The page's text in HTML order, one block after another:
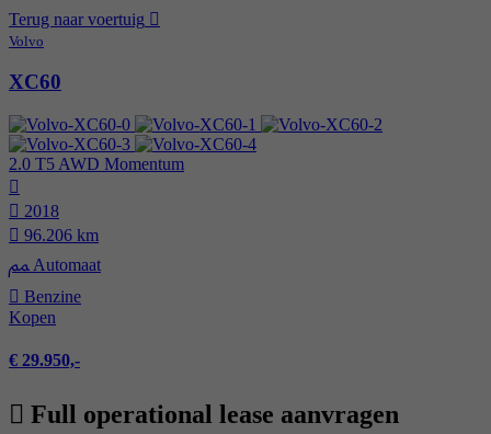
Terug naar voertuig
Volvo
XC60
2.0 T5 AWD Momentum
2018
96.206 km
Automaat
Benzine
Kopen
€ 29.950,-
Full operational lease aanvragen